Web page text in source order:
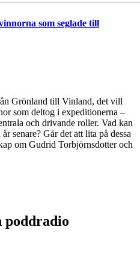
som seglade till
Grönland till Vinland, det vill
som deltog i expeditionerna –
och drivande roller. Vad kan
senare? Går det att lita på dessa
om Gudrid Torbjörnsdotter och
poddradio